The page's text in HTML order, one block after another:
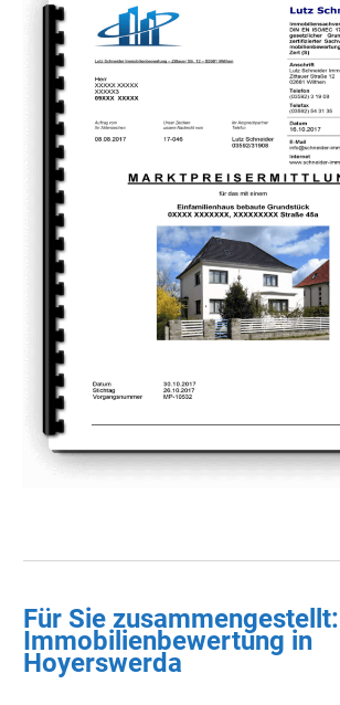
Für Sie zusammengestellt :
Immobilienbewertung in
Hoyerswerda